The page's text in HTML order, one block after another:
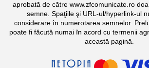
aprobată de către www.zfcomunicate.ro
semne. Spaţiile şi URL-ul/hyperlink-ul
considerare în numerotarea semnelor.
poate fi făcută numai în acord cu termenii
această pagină.